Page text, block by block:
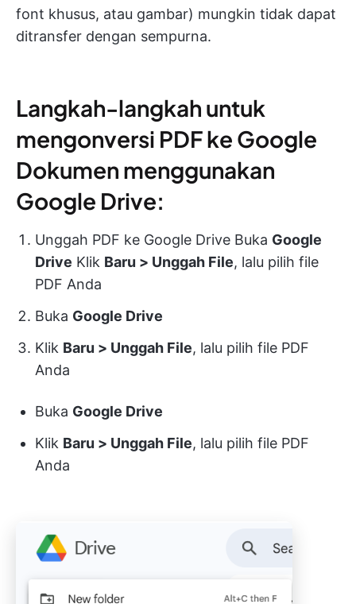
font khusus, atau gambar) mungkin tidak dapat
ditransfer dengan sempurna.
Langkah-langkah untuk
mengonversi PDF ke Google
Dokumen menggunakan
Google Drive:
Unggah PDF ke Google Drive Buka Google
Drive Klik Baru > Unggah File, lalu pilih file
PDF Anda
Buka Google Drive
Klik Baru > Unggah File, lalu pilih file PDF
Anda
Buka Google Drive
Klik Baru > Unggah File, lalu pilih file PDF
Anda